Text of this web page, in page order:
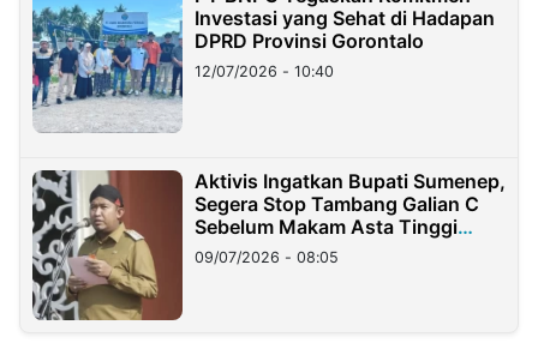
Investasi yang Sehat di Hadapan
DPRD Provinsi Gorontalo
12/07/2026 - 10:40
Aktivis Ingatkan Bupati Sumenep,
Segera Stop Tambang Galian C
Sebelum Makam Asta Tinggi
Longsor
09/07/2026 - 08:05